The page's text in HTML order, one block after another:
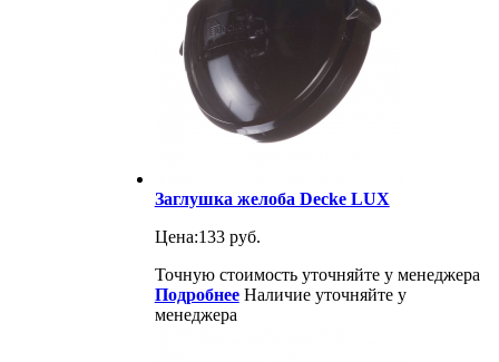
Заглушка желоба Decke LUX
Цена:133 руб.
Точную стоимость уточняйте у менеджера
Подробнее Наличие уточняйте у
менеджера